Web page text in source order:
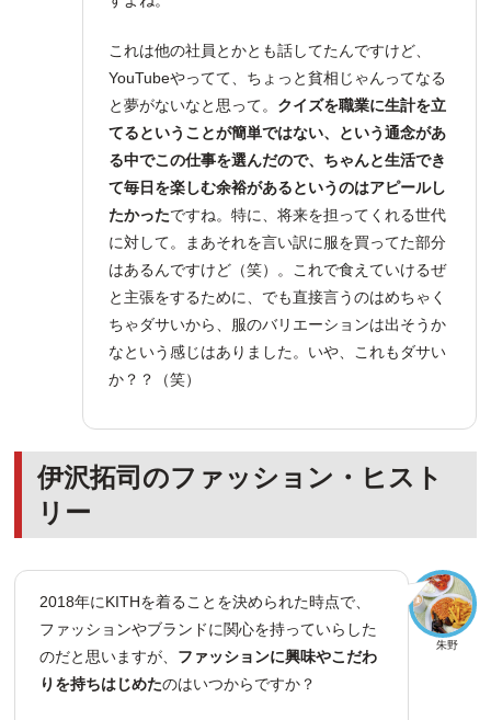
これは他の社員とかとも話してたんですけど、
YouTubeやってて、ちょっと貧相じゃんってなる
と夢がないなと思って。 クイズを職業に生計を立
てるということが簡単ではない、という通念があ
る中でこの仕事を選んだので、ちゃんと生活でき
て毎日を楽しむ余裕があるというのはアピールし
たかったですね。特に、将来を担ってくれる世代
に対して。まあそれを言い訳に服を買ってた部分
はあるんですけど（笑）。これで食えていけるぜ
と主張をするために、でも直接言うのはめちゃく
ちゃダサいから、服のバリエーションは出そうか
なという感じはありました。いや、これもダサい
か？？（笑）
伊沢拓司のファッション・ヒスト
リー
朱野
2018年にKITHを着ることを決められた時点で、
ファッションやブランドに関心を持っていらした
のだと思いますが、 ファッションに興味やこだわ
りを持ちはじめたのはいつからですか？